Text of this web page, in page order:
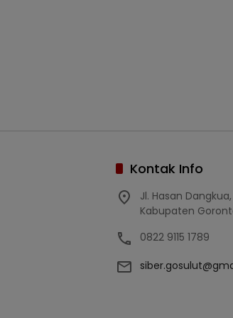
Kontak Info
Jl. Hasan
Kabupaten
0822 9115 1789